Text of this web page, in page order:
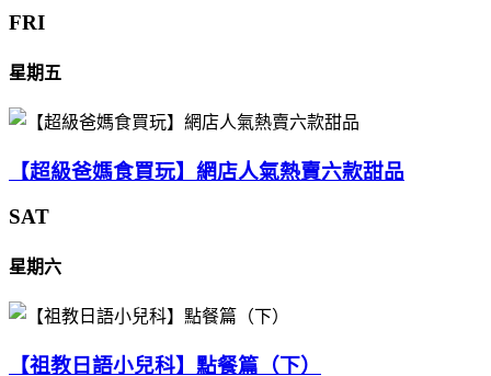
FRI
星期五
【超級爸媽食買玩】網店人氣熱賣六款甜品
SAT
星期六
【祖教日語小兒科】點餐篇（下）